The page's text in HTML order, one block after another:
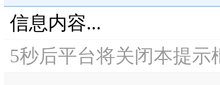
信息内容...
5秒后平台将关闭本提示